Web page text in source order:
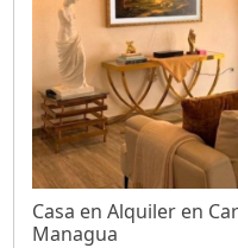
Casa en Alquiler en
Managua